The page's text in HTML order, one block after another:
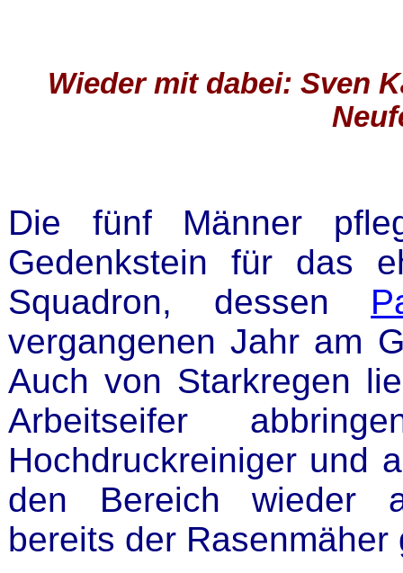
Wieder mit dabei: Sven
Die fünf Männer
Gedenkstein für das
Squadron, dessen
vergangenen Jahr am
Auch von Starkregen
Arbeitseifer
Hochdruckreiniger und
den Bereich wieder
bereits der